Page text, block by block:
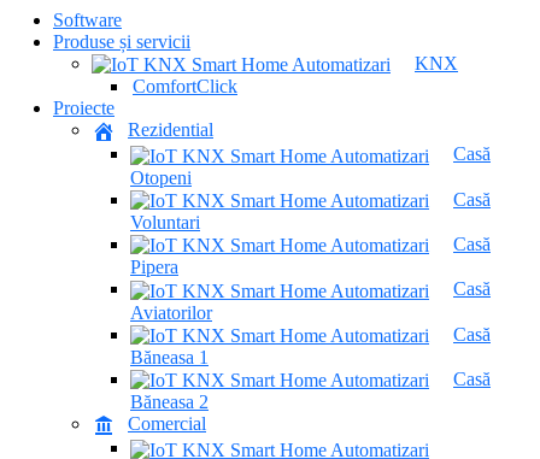
Software
Produse și servicii
KNX
ComfortClick
Proiecte
Rezidential
Casă
Otopeni
Casă
Voluntari
Casă
Pipera
Casă
Aviatorilor
Casă
Băneasa 1
Casă
Băneasa 2
Comercial